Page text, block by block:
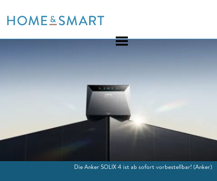
to
Die Anker SOLIX 4 ist ab sofort vorbestellbar!(Anker)